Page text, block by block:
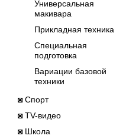
Универсальная
макивара
Прикладная техника
Специальная
подготовка
Вариации базовой
техники
◙ Спорт
◙ TV-видео
◙ Школа